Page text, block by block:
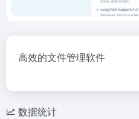
高效的文件管理软件
数据统计